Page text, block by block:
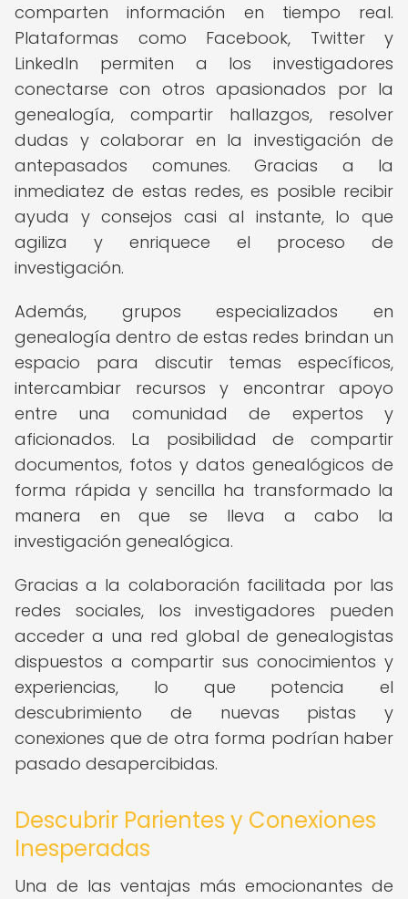
comparten información en tiempo real.
Plataformas como Facebook, Twitter y
LinkedIn permiten a los investigadores
conectarse con otros apasionados por la
genealogía, compartir hallazgos, resolver
dudas y colaborar en la investigación de
antepasados comunes. Gracias a la
inmediatez de estas redes, es posible recibir
ayuda y consejos casi al instante, lo que
agiliza y enriquece el proceso de
investigación.
Además, grupos especializados en
genealogía dentro de estas redes brindan un
espacio para discutir temas específicos,
intercambiar recursos y encontrar apoyo
entre una comunidad de expertos y
aficionados. La posibilidad de compartir
documentos, fotos y datos genealógicos de
forma rápida y sencilla ha transformado la
manera en que se lleva a cabo la
investigación genealógica.
Gracias a la colaboración facilitada por las
redes sociales, los investigadores pueden
acceder a una red global de genealogistas
dispuestos a compartir sus conocimientos y
experiencias, lo que potencia el
descubrimiento de nuevas pistas y
conexiones que de otra forma podrían haber
pasado desapercibidas.
Descubrir Parientes y Conexiones
Inesperadas
Una de las ventajas más emocionantes de